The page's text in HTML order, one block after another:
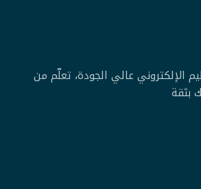
الإلكتروني عالي الجودة، تعلّم من
بثقة